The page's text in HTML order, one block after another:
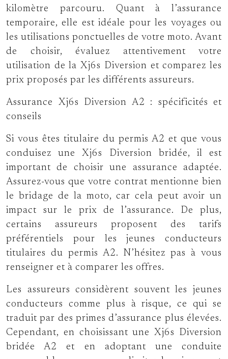
kilomètre parcouru. Quant à l’assurance
temporaire, elle est idéale pour les voyages ou
les utilisations ponctuelles de votre moto. Avant
de choisir, évaluez attentivement votre
utilisation de la Xj6s Diversion et comparez les
prix proposés par les différents assureurs.
Assurance Xj6s Diversion A2 : spécificités et
conseils
Si vous êtes titulaire du permis A2 et que vous
conduisez une Xj6s Diversion bridée, il est
important de choisir une assurance adaptée.
Assurez-vous que votre contrat mentionne bien
le bridage de la moto, car cela peut avoir un
impact sur le prix de l’assurance. De plus,
certains assureurs proposent des tarifs
préférentiels pour les jeunes conducteurs
titulaires du permis A2. N’hésitez pas à vous
renseigner et à comparer les offres.
Les assureurs considèrent souvent les jeunes
conducteurs comme plus à risque, ce qui se
traduit par des primes d’assurance plus élevées.
Cependant, en choisissant une Xj6s Diversion
bridée A2 et en adoptant une conduite